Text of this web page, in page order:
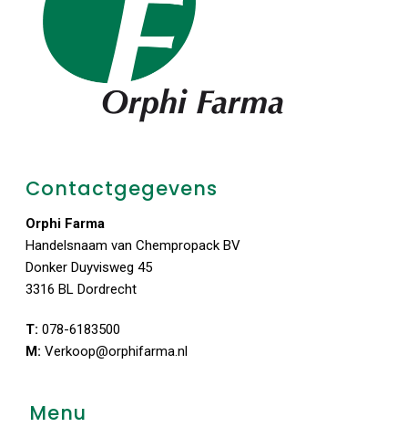
Contactgegevens
Orphi Farma
Handelsnaam van Chempropack BV
Donker Duyvisweg 45
3316 BL Dordrecht
T: 078-6183500
M: Verkoop@orphifarma.nl
Menu